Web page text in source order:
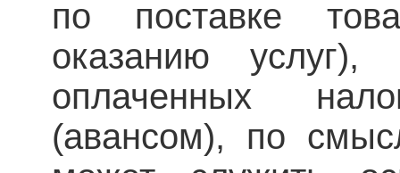
по поставке
оказанию услуг),
оплаченных
(авансом), по